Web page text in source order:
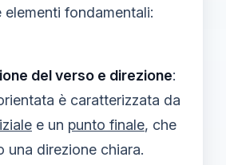
fondamentali:
del verso e direzione:
è caratterizzata da
e un punto finale, che
una direzione chiara.